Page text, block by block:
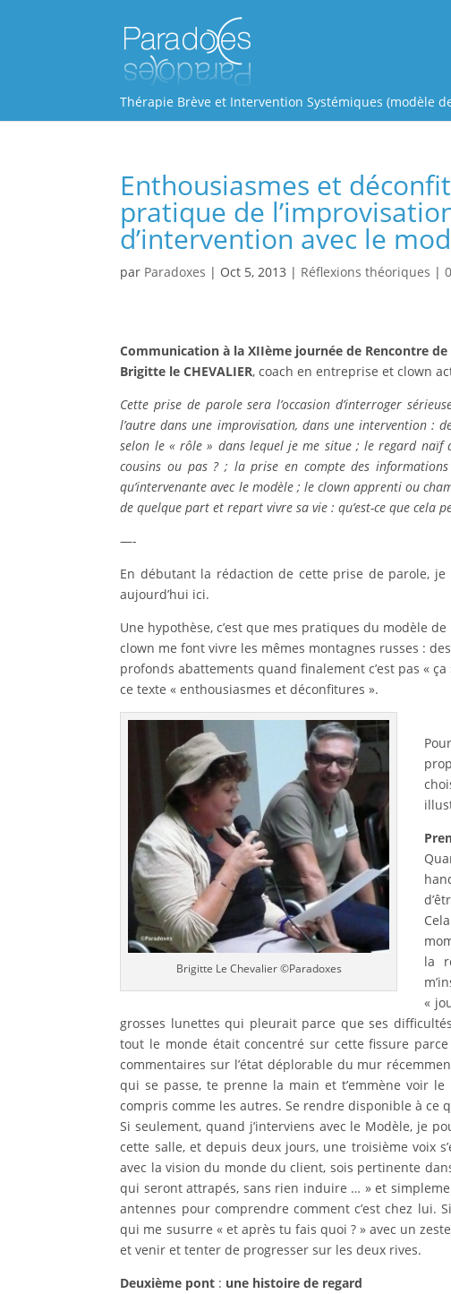
Thérapie Brève et Intervention Systémiques (modèle
Enthousiasmes et
pratique de
d’intervention avec le
par Paradoxes | Oct 5, 2013 | Réflexions théoriques |
Communication à la XIIème journée de Rencontre
Brigitte le CHEVALIER, coach en entreprise et clown
Cette prise de parole sera l’occasion d’interroger
l’autre dans une improvisation, dans une intervention :
selon le « rôle » dans lequel je me situe ; le regard naïf
cousins ou pas ? ; la prise en compte des
qu’intervenante avec le modèle ; le clown apprenti ou
de quelque part et repart vivre sa vie : qu’est-ce que cela
—-
En débutant la rédaction de cette prise de parole,
aujourd’hui ici.
Une hypothèse, c’est que mes pratiques du modèle
clown me font vivre les mêmes montagnes russes :
profonds abattements quand finalement c’est pas «
ce texte « enthousiasmes et déconfitures ».
Brigitte Le Chevalier ©Paradoxes
la
«
grosses lunettes qui pleurait parce que ses
tout le monde était concentré sur cette fissure
commentaires sur l’état déplorable du mur
qui se passe, te prenne la main et t’emmène voir
compris comme les autres. Se rendre disponible à ce
Si seulement, quand j’interviens avec le Modèle, je
cette salle, et depuis deux jours, une troisième voix
avec la vision du monde du client, sois pertinente
qui seront attrapés, sans rien induire … » et
antennes pour comprendre comment c’est chez lui.
qui me susurre « et après tu fais quoi ? » avec un
et venir et tenter de progresser sur les deux rives.
Deuxième pont : une histoire de regard